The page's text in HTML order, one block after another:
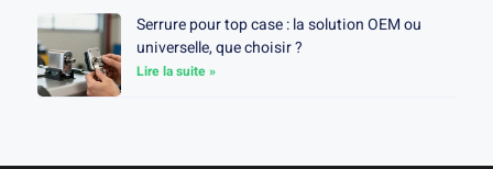
Serrure pour top case : la solution OEM ou
universelle, que choisir ?
Lire la suite »